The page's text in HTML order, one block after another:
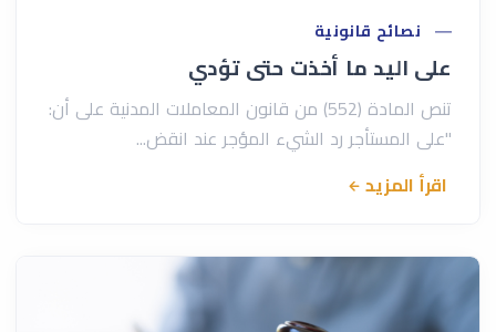
نصائح قانونية
على اليد ما أخذت حتى تؤدي
تنص المادة (552) من قانون المعاملات المدنية على أن:
"على المستأجر رد الشيء المؤجر عند انقض...
اقرأ المزيد